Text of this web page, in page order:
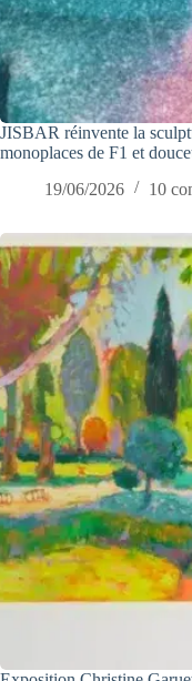
JISBAR réinvente la
monoplaces de F1 et
19/06/2026
10